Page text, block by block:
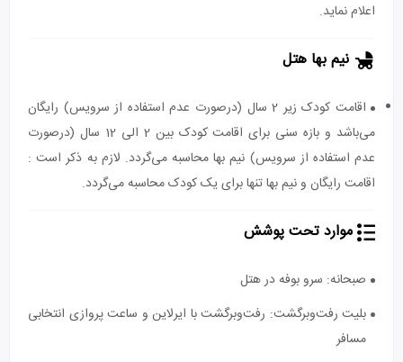
اعلام نماید.
نیم بها هتل
اقامت کودک زیر 2 سال (درصورت عدم استفاده از سرویس) رایگان
می‌باشد و بازه سنی برای اقامت کودک بین 2 الی 12 سال (درصورت
عدم استفاده از سرویس) نیم بها محاسبه می‌گردد. لازم به ذکر است :
اقامت رایگان و نیم بها تنها برای یک کودک محاسبه می‌گردد.
موارد تحت پوشش
صبحانه: سرو بوفه در هتل
بلیت رفت‌و‌برگشت: رفت‌و‌برگشت با ایرلاین و ساعت پروازی انتخابی
مسافر